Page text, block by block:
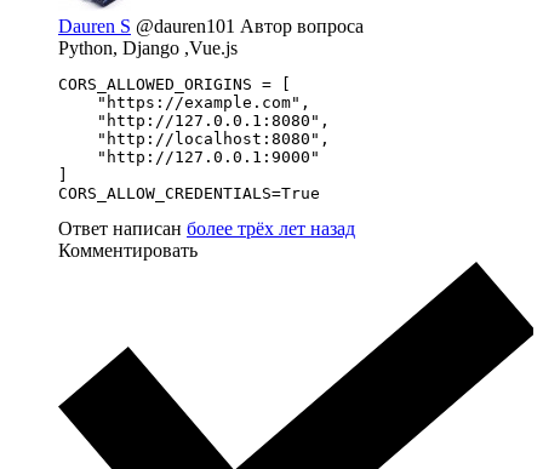
Dauren S @dauren101 Автор вопроса
Python, Django ,Vue.js
CORS_ALLOWED_ORIGINS = [
    "https://example.com",
    "http://127.0.0.1:8080",
    "http://localhost:8080",
    "http://127.0.0.1:9000"
CORS_ALLOW_CREDENTIALS=True
Ответ написан более трёх лет назад
Комментировать